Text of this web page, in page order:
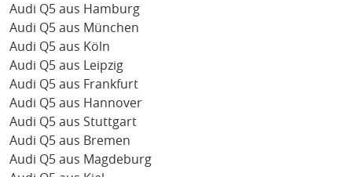
Audi Q5 aus Hamburg
Audi Q5 aus München
Audi Q5 aus Köln
Audi Q5 aus Leipzig
Audi Q5 aus Frankfurt
Audi Q5 aus Hannover
Audi Q5 aus Stuttgart
Audi Q5 aus Bremen
Audi Q5 aus Magdeburg